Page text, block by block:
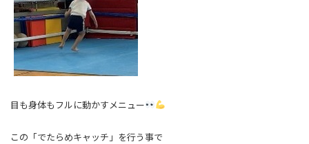
目も身体もフルに動かすメニュー
この「でたらめキャッチ」を行う事で